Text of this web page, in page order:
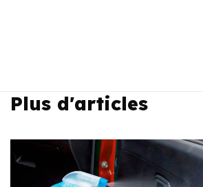
Plus d'articles